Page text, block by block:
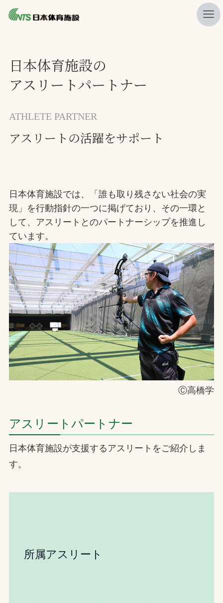
ニュース
プレスリリース
採用情報
検索
お問合せ
お取引先の皆様へ
プライバシーポリシー
ソーシャルメディアポリシー
InstagramFacebookYouTube
文字の見えづらさや操作にお困りの方へ
日本体育施設の
アスリートパートナー
ATHLETE PARTNER
アスリートの活躍をサポート
日本体育施設では、「誰も取り残さない社会の実
現」を行動指針の一つに掲げており、その一環と
して、アスリートとのパートナーシップを推進し
ています。
Ⓒ高橋学
アスリートパートナー
日本体育施設が支援するアスリートをご紹介しま
す。
所属アスリート